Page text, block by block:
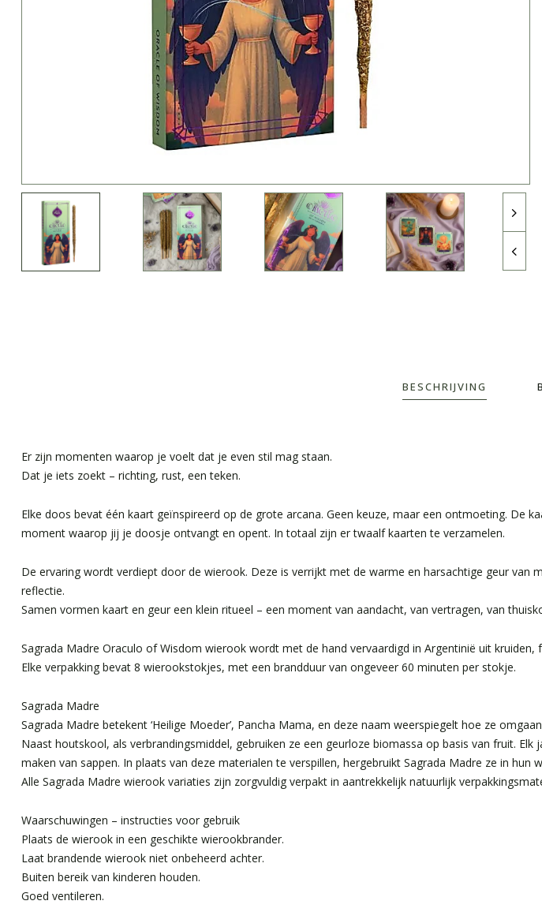
BESCHRIJVING
Er zijn momenten waarop je voelt dat je even stil mag staan.
Dat je iets zoekt – richting, rust, een teken.
Elke doos bevat één kaart geïnspireerd op de grote arcana. Geen keuze, maar een ontmoeting.
moment waarop jij je doosje ontvangt en opent. In totaal zijn er twaalf kaarten te verzamelen.
De ervaring wordt verdiept door de wierook. Deze is verrijkt met de warme en harsachtige geur
reflectie.
Samen vormen kaart en geur een klein ritueel – een moment van aandacht, van vertragen, van
Sagrada Madre Oraculo of Wisdom wierook wordt met de hand vervaardigd in Argentinië uit
Elke verpakking bevat 8 wierookstokjes, met een brandduur van ongeveer 60 minuten per stokje.
Sagrada Madre
Sagrada Madre betekent ‘Heilige Moeder’, Pancha Mama, en deze naam weerspiegelt hoe ze
Naast houtskool, als verbrandingsmiddel, gebruiken ze een geurloze biomassa op basis van fruit.
maken van sappen. In plaats van deze materialen te verspillen, hergebruikt Sagrada Madre ze in hun
Alle Sagrada Madre wierook variaties zijn zorgvuldig verpakt in aantrekkelijk natuurlijk
Waarschuwingen – instructies voor gebruik
Plaats de wierook in een geschikte wierookbrander.
Laat brandende wierook niet onbeheerd achter.
Buiten bereik van kinderen houden.
Goed ventileren.